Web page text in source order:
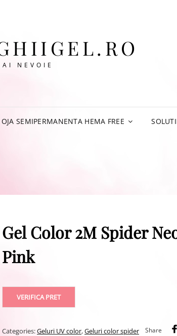
NEVOIE
OJA SEMIPERMANENTA HEMA FREE
Gel Color 2M Spider
Pink
VERIFICA PRET
Share
Categories:Geluri UV color,Geluri color spider